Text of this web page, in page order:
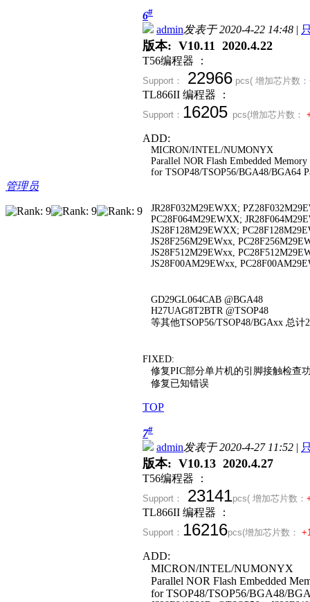
管理员
6#
admin发表于 2020-4-22 14:48 |
版本: V10.11 2020.4.22
T56编程器 ：
Support： 22966 pcs( 增加芯片数：
TL866II 编程器 ：
Support： 16205 pcs(增加芯片数：
ADD:
MICRON/INTEL/NUMONYX
Parallel NOR Flash Embedded Memory
for TSOP48/TSOP56/BGA48/BGA64
JR28F032M29EWXX;
PC28F064M29EWXX;
JS28F128M29EWXX;
JS28F256M29EWxx,
JS28F512M29EWxx,
JS28F00AM29EWxx,
GD29GL064CAB @BGA48
H27UAG8T2BTR @TSOP48
等其他TSOP56/TSOP48/BGAxx 总计
FIXED:
修复PIC部分单片机的引脚接触检查
修复已知错误
TOP
7#
admin发表于 2020-4-27 11:52 |
版本: V10.13 2020.4.27
T56编程器 ：
Support： 23141pcs( 增加芯片数：
TL866II 编程器 ：
Support： 16216pcs(增加芯片数：
ADD:
MICRON/INTEL/NUMONYX
Parallel NOR Flash Embedded
for TSOP48/TSOP56/BGA48/